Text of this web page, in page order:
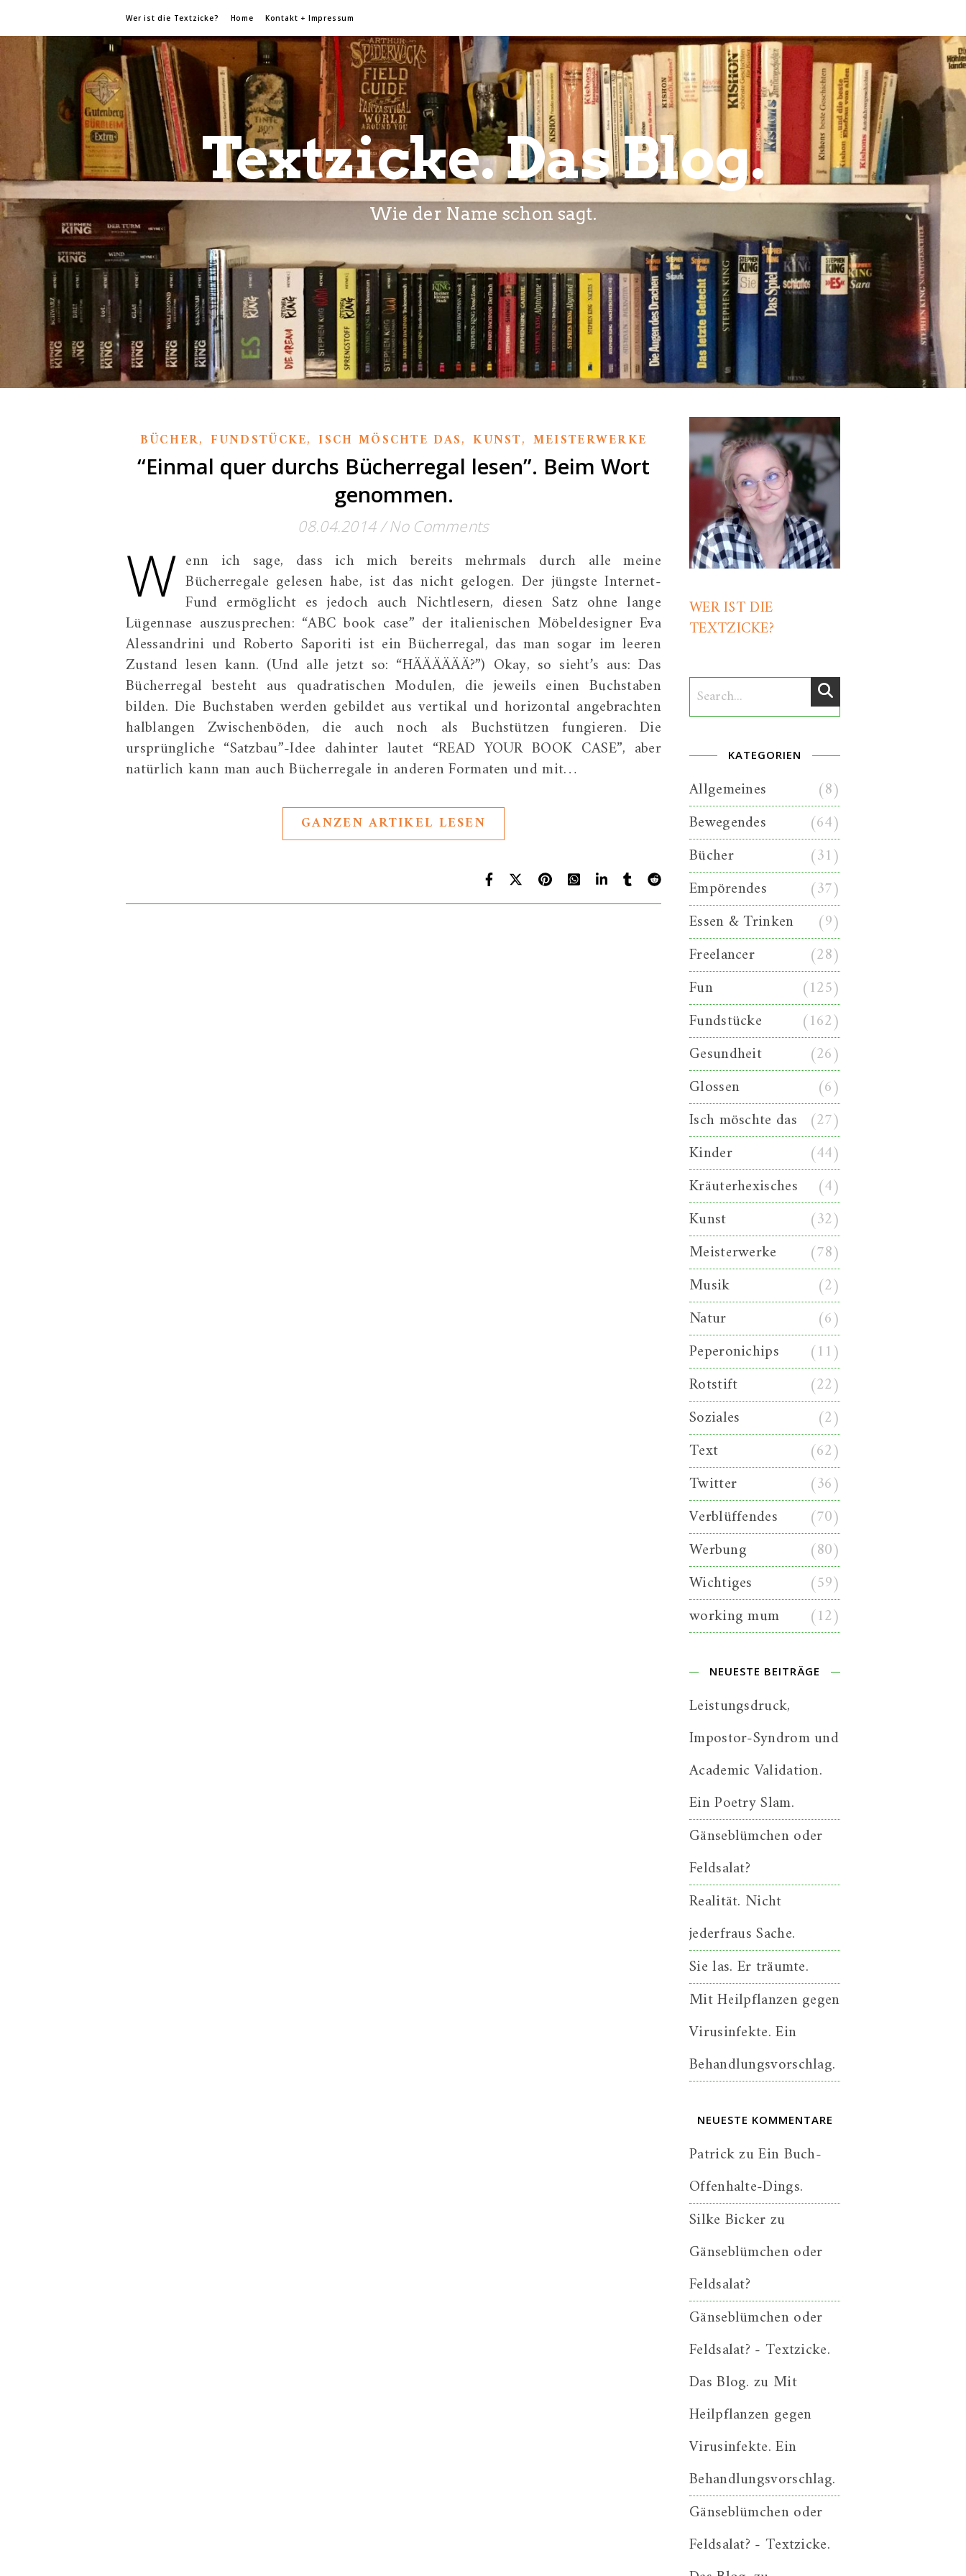
Wer ist die Textzicke? Home Kontakt + Impressum
Textzicke. Das Blog.
Wie der Name schon sagt.
BÜCHER,FUNDSTÜCKE,ISCH MÖSCHTE DAS,KUNST, MEISTERWERKE
“Einmal quer durchs Bücherregal lesen”. Beim Wort
genommen.
08.04.2014 / No Comments
W enn ich sage, dass ich mich bereits mehrmals durch alle meine
Bücherregale gelesen habe, ist das nicht gelogen. Der jüngste Internet-
Fund ermöglicht es jedoch auch Nichtlesern, diesen Satz ohne lange
Lügennase auszusprechen: “ABC book case” der italienischen Möbeldesigner Eva
Alessandrini und Roberto Saporiti ist ein Bücherregal, das man sogar im leeren
Zustand lesen kann. (Und alle jetzt so: “HÄÄÄÄÄÄ?”) Okay, so sieht’s aus: Das
Bücherregal besteht aus quadratischen Modulen, die jeweils einen Buchstaben
bilden. Die Buchstaben werden gebildet aus vertikal und horizontal angebrachten
halblangen Zwischenböden, die auch noch als Buchstützen fungieren. Die
ursprüngliche “Satzbau”-Idee dahinter lautet “READ YOUR BOOK CASE”, aber
natürlich kann man auch Bücherregale in anderen Formaten und mit…
GANZEN ARTIKEL LESEN
WER IST DIE
TEXTZICKE?
KATEGORIEN
Allgemeines
(8)
Bewegendes
(64)
Bücher
(31)
Empörendes
(37)
Essen & Trinken
(9)
Freelancer
(28)
Fun
(125)
Fundstücke
(162)
Gesundheit
(26)
Glossen
(6)
Isch möschte das (27)
Kinder
(44)
Kräuterhexisches
(4)
Kunst
(32)
Meisterwerke
(78)
Musik
(2)
Natur
(6)
Peperonichips
(11)
Rotstift
(22)
Soziales
(2)
Text
(62)
Twitter
(36)
Verblüffendes
(70)
Werbung
(80)
Wichtiges
(59)
working mum
(12)
NEUESTE BEITRÄGE
Leistungsdruck,
Impostor-Syndrom und
Academic Validation.
Ein Poetry Slam.
Gänseblümchen oder
Feldsalat?
Realität. Nicht
jederfraus Sache.
Sie las. Er träumte.
Mit Heilpflanzen gegen
Virusinfekte. Ein
Behandlungsvorschlag.
NEUESTE KOMMENTARE
PatrickzuEin Buch-
Offenhalte-Dings.
Silke Bickerzu
Gänseblümchen oder
Feldsalat?
Gänseblümchen oder
Feldsalat? - Textzicke.
Das Blog. zu Mit
Heilpflanzen gegen
Virusinfekte. Ein
Behandlungsvorschlag.
Gänseblümchen oder
Feldsalat? - Textzicke.